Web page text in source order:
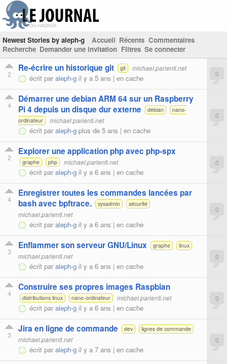
Newest Stories by aleph-g Accueil Récents Commentaires
Recherche Demander une invitation Filtres Se connecter
2
Re-écrire un historique git git michael.parienti.net
écrit paraleph-g il y a 5 ans | en cache 0
4
Démarrer une debian ARM 64 sur un Raspberry
Pi 4 depuis un disque dur externe
debian
nano-
ordinateur
michael.parienti.net
écrit paraleph-g plus de 5 ans | en cache
0
2
Explorer une application php avec php-spx
graphe php michael.parienti.net
écrit paraleph-g il y a 6 ans | en cache
0
4
Enregistrer toutes les commandes lancées par
bash avec bpftrace.
sysadmin sécurité
michael.parienti.net
écrit paraleph-g il y a 6 ans | en cache
0
3
Enflammer son serveur GNU/Linux graphe linux
michael.parienti.net
écrit paraleph-g il y a 6 ans | en cache
0
4
Construire ses propres images Raspbian
distributions linux nano-ordinateur michael.parienti.net
écrit paraleph-g il y a 6 ans | en cache
0
3
Jira en ligne de commande dev lignes de commande
michael.parienti.net
écrit paraleph-g il y a 7 ans | en cache
0